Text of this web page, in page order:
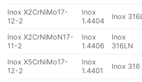
Inox X2CrNiMo17-
12-2
Inox
1.4404
Inox 316L
Inox X2CrNiMoN17-
11-2
Inox
1.4406
Inox
316LN
Inox X5CrNiMo17-
12-2
Inox
1.4401
Inox 316